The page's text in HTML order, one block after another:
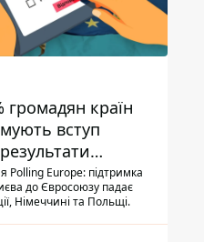
країн
вступ
Polling Europe: підтримка
до Євросоюзу падає
Німеччині та Польщі.